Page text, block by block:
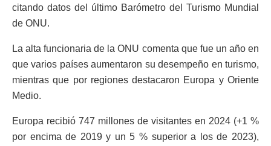
citando datos del último Barómetro del Turismo Mundial
de ONU.
La alta funcionaria de la ONU comenta que fue un año en
que varios países aumentaron su desempeño en turismo,
mientras que por regiones destacaron Europa y Oriente
Medio.
Europa recibió 747 millones de visitantes en 2024 (+1 %
por encima de 2019 y un 5 % superior a los de 2023),